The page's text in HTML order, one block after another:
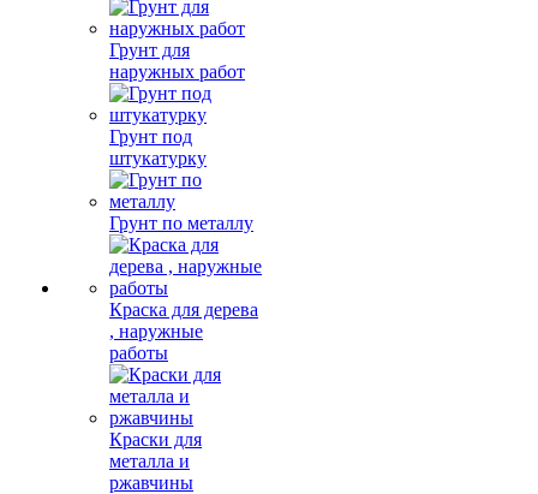
Грунт для
наружных работ
Грунт под
штукатурку
Грунт по металлу
Краска для дерева
, наружные
работы
Краски для
металла и
ржавчины